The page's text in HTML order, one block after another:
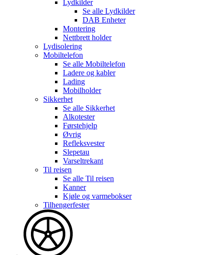
Lydkilder
Se alle Lydkilder
DAB Enheter
Montering
Nettbrett holder
Lydisolering
Mobiltelefon
Se alle Mobiltelefon
Ladere og kabler
Lading
Mobilholder
Sikkerhet
Se alle Sikkerhet
Alkotester
Førstehjelp
Øvrig
Refleksvester
Slepetau
Varseltrekant
Til reisen
Se alle Til reisen
Kanner
Kjøle og varmebokser
Tilhengerfester